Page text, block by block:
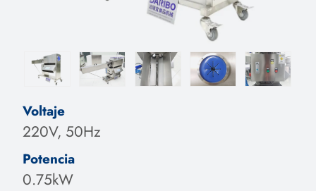
Voltaje
220V, 50Hz
Potencia
0.75kW